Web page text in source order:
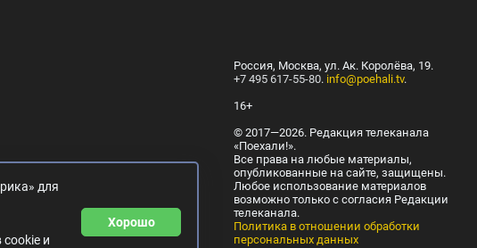
Россия, Москва, ул. Ак. Королёва, 19.
+7 495 617-55-80. info@poehali.tv.
16+
© 2017—2026. Редакция телеканала
«Поехали!».
Все права на любые материалы,
опубликованные на сайте, защищены.
Любое использование материалов
возможно только с согласия Редакции
телеканала.
Политика в отношении обработки
персональных данных
для
и
Хорошо